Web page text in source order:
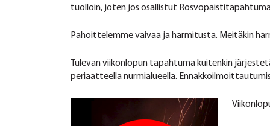
tuolloin, joten jos osallistut
Pahoittelemme vaivaa ja harmitusta. Meitäkin
Tulevan viikonlopun tapahtuma kuitenkin
periaatteella nurmialueella.